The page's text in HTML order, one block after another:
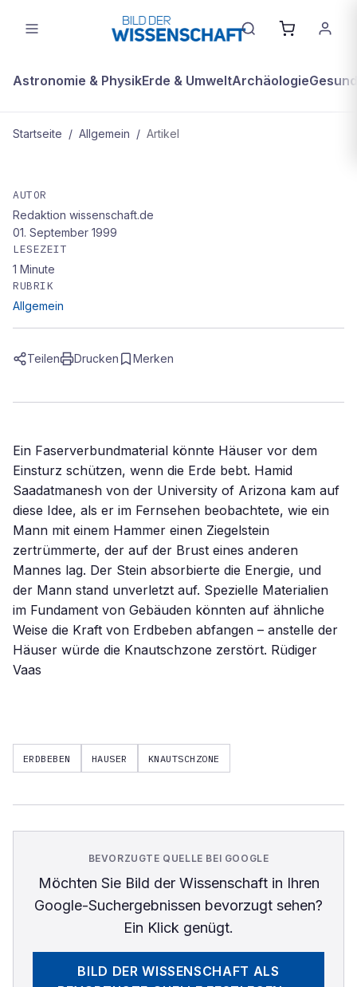
Astronomie & PhysikErde & UmweltArchäologie
Startseite / Allgemein / Artikel
Knautschzone gegen Erdbeben
AUTOR
Redaktion wissenschaft.de
01. September 1999
LESEZEIT
1 Minute
RUBRIK
Allgemein
Teilen Drucken Merken
Ein Faserverbundmaterial könnte Häuser vor dem
Einsturz schützen, wenn die Erde bebt. Hamid
Saadatmanesh von der University of Arizona kam auf
diese Idee, als er im Fernsehen beobachtete, wie ein
Mann mit einem Hammer einen Ziegelstein
zertrümmerte, der auf der Brust eines anderen
Mannes lag. Der Stein absorbierte die Energie, und
der Mann stand unverletzt auf. Spezielle Materialien
im Fundament von Gebäuden könnten auf ähnliche
Weise die Kraft von Erdbeben abfangen – anstelle der
Häuser würde die Knautschzone zerstört. Rüdiger
Vaas
ERDBEBEN HAUSER KNAUTSCHZONE
BEVORZUGTE QUELLE BEI GOOGLE
Möchten Sie Bild der Wissenschaftin Ihren
Google-Suchergebnissen bevorzugt sehen?
Ein Klick genügt.
BILD DER WISSENSCHAFT ALS